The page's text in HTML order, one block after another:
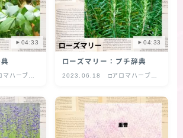
04:33
マハーブ
04:33
ローズマリー：プチ辞典
2023.06.18
□アロマハーブ